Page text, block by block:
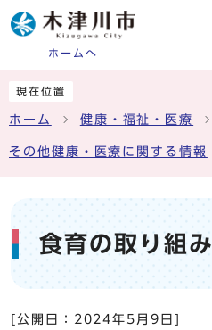
ホームへ
現在位置
ホーム 健康・福祉・医療
その他健康・医療に関する情報
食育の取り組み
[公開日： 2024年5月9日